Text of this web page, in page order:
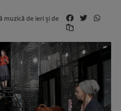
muzică de ieri și de